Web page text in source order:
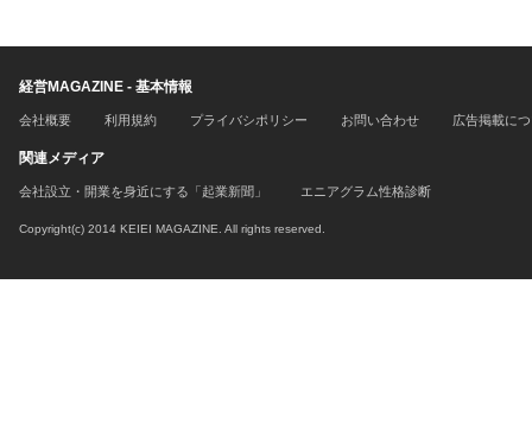
経営MAGAZINE - 基本情報
会社概要 利用規約 プライバシポリシー お問い合わせ 広告掲載に
関連メディア
会社設立・開業を身近にする「起業新聞」 エニアグラム性格診断
Copyright(c) 2014 KEIEI MAGAZINE. All rights reserved.